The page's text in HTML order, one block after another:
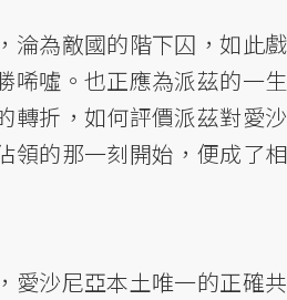
淪為敵國的階下囚，如此戲
唏噓。也正應為派茲的一生
轉折，如何評價派茲對愛沙
領的那一刻開始，便成了相
愛沙尼亞本土唯一的正確共